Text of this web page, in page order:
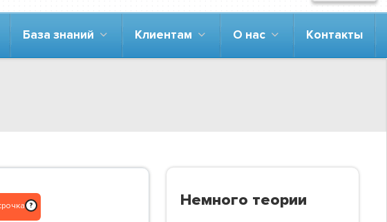
База знаний Клиентам О нас Контакты
? Немного теории